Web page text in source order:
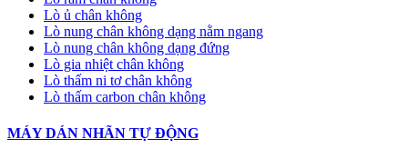
Lò ủ chân không
Lò nung chân không dạng nằm ngang
Lò nung chân không dạng đứng
Lò gia nhiệt chân không
Lò thấm ni tơ chân không
Lò thấm carbon chân không
MÁY DÁN NHÃN TỰ ĐỘNG